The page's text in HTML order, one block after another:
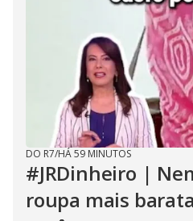
DO R7/HÁ 59 MINUTOS
#JRDinheiro |
roupa mais